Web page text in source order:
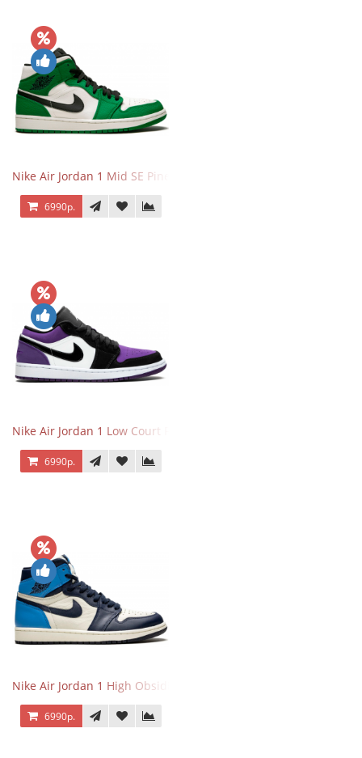
Nike Air Jordan 1 Mid SE Pine Green
6990р.
Nike Air Jordan 1 Low Court Purple
6990р.
Nike Air Jordan 1 High Obsidian University Blue
6990р.